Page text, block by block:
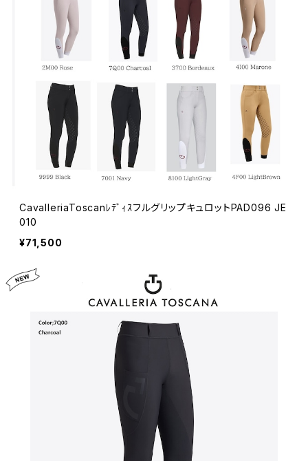
CavalleriaToscanﾚﾃﾞｨｽフルグリップキュロットPAD096 JE
010
¥71,500